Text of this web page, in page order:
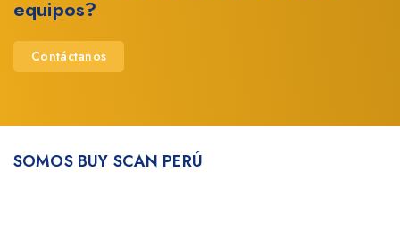
equipos?
Contáctanos
SOMOS BUY SCAN PERÚ